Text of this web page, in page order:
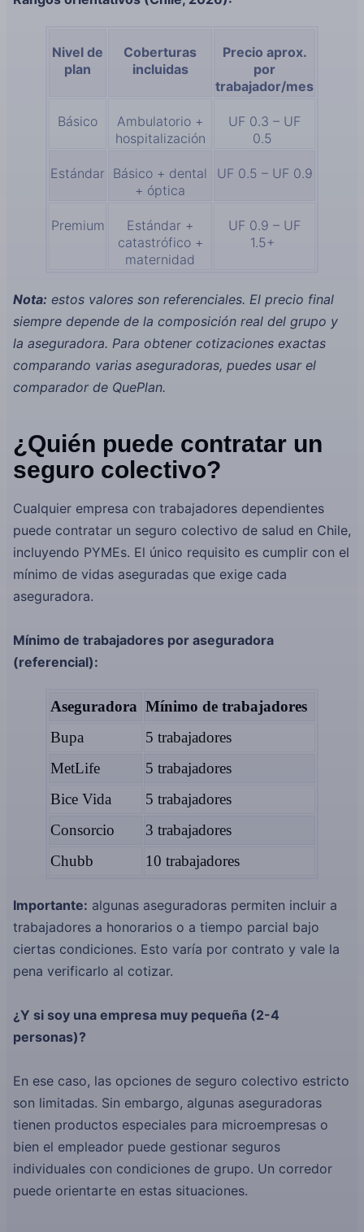
Nivel de
plan
Coberturas
incluidas
Precio aprox.
por
trabajador/mes
Básico
Ambulatorio +
hospitalización
UF 0.3 – UF
0.5
Estándar Básico + dental
+ óptica
UF 0.5 – UF 0.9
Premium
Estándar +
catastrófico +
maternidad
UF 0.9 – UF
1.5+
Nota: estos valores son referenciales. El precio final
siempre depende de la composición real del grupo y
la aseguradora. Para obtener cotizaciones exactas
comparando varias aseguradoras, puedes usar el
comparador de QuePlan.
¿Quién puede contratar un
seguro colectivo?
Cualquier empresa con trabajadores dependientes
puede contratar un seguro colectivo de salud en Chile,
incluyendo PYMEs. El único requisito es cumplir con el
mínimo de vidas aseguradas que exige cada
aseguradora.
Mínimo de trabajadores por aseguradora
(referencial):
Aseguradora Mínimo de trabajadores
Bupa
5 trabajadores
MetLife
5 trabajadores
Bice Vida
5 trabajadores
Consorcio
3 trabajadores
Chubb
10 trabajadores
Importante: algunas aseguradoras permiten incluir a
trabajadores a honorarios o a tiempo parcial bajo
ciertas condiciones. Esto varía por contrato y vale la
pena verificarlo al cotizar.
¿Y si soy una empresa muy pequeña (2-4
personas)?
En ese caso, las opciones de seguro colectivo estricto
son limitadas. Sin embargo, algunas aseguradoras
tienen productos especiales para microempresas o
bien el empleador puede gestionar seguros
individuales con condiciones de grupo. Un corredor
puede orientarte en estas situaciones.